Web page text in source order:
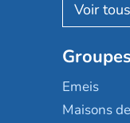
Les
Mobicap
Domusvi
Happy
Emeis
Maisons